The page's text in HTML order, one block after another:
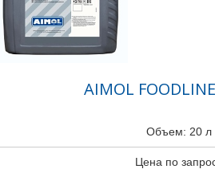
AIMOL
Объем: 20 л
Цена по